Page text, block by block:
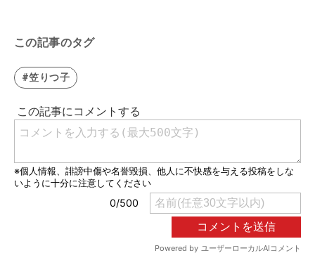
この記事のタグ
#笠りつ子